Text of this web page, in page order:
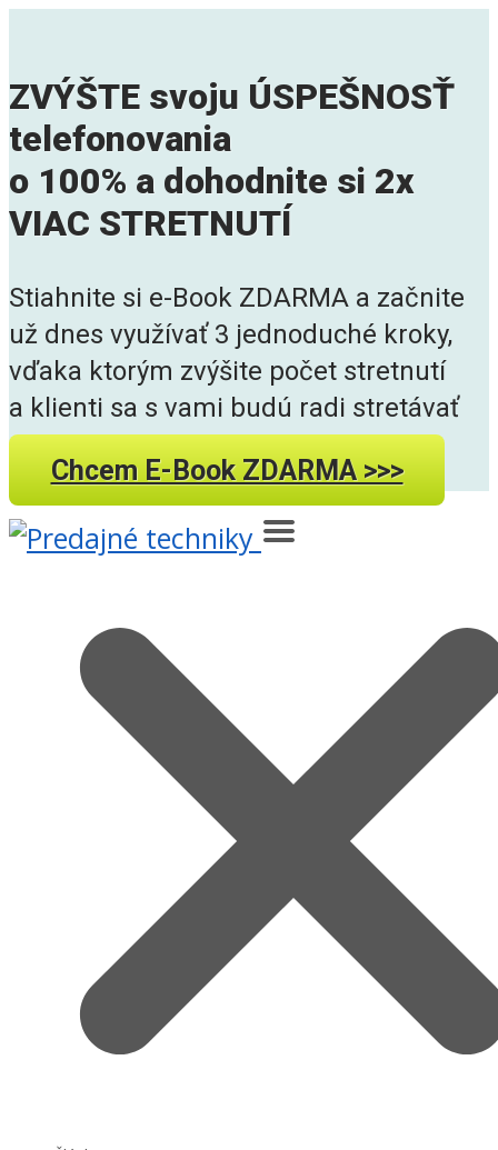
ZVÝŠTE svoju ÚSPEŠNOSŤ
telefonovania
o 100% a dohodnite si 2x
VIAC STRETNUTÍ
Stiahnite si e-Book ZDARMA a začnite
už dnes využívať 3 jednoduché kroky,
vďaka ktorým zvýšite počet stretnutí
a klienti sa s vami budú radi stretávať
Chcem E-Book ZDARMA >>>